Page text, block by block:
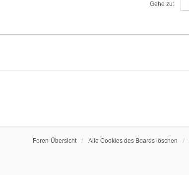
Gehe zu:
Foren-Übersicht Alle Cookies des Boards löschen